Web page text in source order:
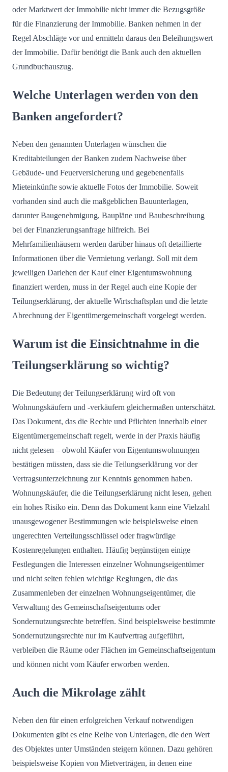
oder Marktwert der Immobilie nicht immer die Bezugsgröße
für die Finanzierung der Immobilie. Banken nehmen in der
Regel Abschläge vor und ermitteln daraus den Beleihungswert
der Immobilie. Dafür benötigt die Bank auch den aktuellen
Grundbuchauszug.
Welche Unterlagen werden von den
Banken angefordert?
Neben den genannten Unterlagen wünschen die
Kreditabteilungen der Banken zudem Nachweise über
Gebäude- und Feuerversicherung und gegebenenfalls
Mieteinkünfte sowie aktuelle Fotos der Immobilie. Soweit
vorhanden sind auch die maßgeblichen Bauunterlagen,
darunter Baugenehmigung, Baupläne und Baubeschreibung
bei der Finanzierungsanfrage hilfreich. Bei
Mehrfamilienhäusern werden darüber hinaus oft detaillierte
Informationen über die Vermietung verlangt. Soll mit dem
jeweiligen Darlehen der Kauf einer Eigentumswohnung
finanziert werden, muss in der Regel auch eine Kopie der
Teilungserklärung, der aktuelle Wirtschaftsplan und die letzte
Abrechnung der Eigentümergemeinschaft vorgelegt werden.
Warum ist die Einsichtnahme in die
Teilungserklärung so wichtig?
Die Bedeutung der Teilungserklärung wird oft von
Wohnungskäufern und -verkäufern gleichermaßen unterschätzt.
Das Dokument, das die Rechte und Pflichten innerhalb einer
Eigentümergemeinschaft regelt, werde in der Praxis häufig
nicht gelesen – obwohl Käufer von Eigentumswohnungen
bestätigen müssten, dass sie die Teilungserklärung vor der
Vertragsunterzeichnung zur Kenntnis genommen haben.
Wohnungskäufer, die die Teilungserklärung nicht lesen, gehen
ein hohes Risiko ein. Denn das Dokument kann eine Vielzahl
unausgewogener Bestimmungen wie beispielsweise einen
ungerechten Verteilungsschlüssel oder fragwürdige
Kostenregelungen enthalten. Häufig begünstigen einige
Festlegungen die Interessen einzelner Wohnungseigentümer
und nicht selten fehlen wichtige Reglungen, die das
Zusammenleben der einzelnen Wohnungseigentümer, die
Verwaltung des Gemeinschaftseigentums oder
Sondernutzungsrechte betreffen. Sind beispielsweise bestimmte
Sondernutzungsrechte nur im Kaufvertrag aufgeführt,
verbleiben die Räume oder Flächen im Gemeinschaftseigentum
und können nicht vom Käufer erworben werden.
Auch die Mikrolage zählt
Neben den für einen erfolgreichen Verkauf notwendigen
Dokumenten gibt es eine Reihe von Unterlagen, die den Wert
des Objektes unter Umständen steigern können. Dazu gehören
beispielsweise Kopien von Mietverträgen, in denen eine